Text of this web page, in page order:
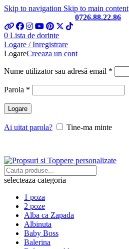
Skip to navigation Skip to main content
0726.88.22.86
0 Lista de dorinte
Logare / Inregistrare
LogareCreeaza un cont
Nume utilizator sau adresă email *
Parola *
Logare
Ai uitat parola? Tine-ma minte
selecteaza categoria
1 poza
2 poze
Alba ca Zapada
Albinuta
Baby Boss
Balerina